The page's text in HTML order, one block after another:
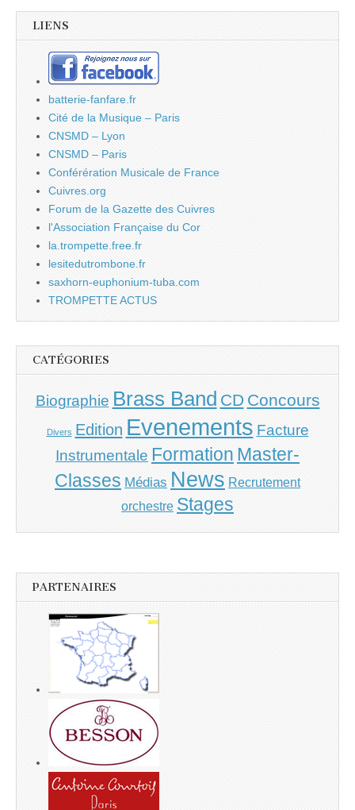
LIENS
batterie-fanfare.fr
Cité de la Musique – Paris
CNSMD – Lyon
CNSMD – Paris
Conférération Musicale de France
Cuivres.org
Forum de la Gazette des Cuivres
l'Association Française du Cor
la.trompette.free.fr
lesitedutrombone.fr
saxhorn-euphonium-tuba.com
TROMPETTE ACTUS
CATÉGORIES
Biographie Brass Band CD Concours
Divers Edition Evenements Facture
Instrumentale Formation Master-
Classes Médias News Recrutement
orchestre Stages
PARTENAIRES